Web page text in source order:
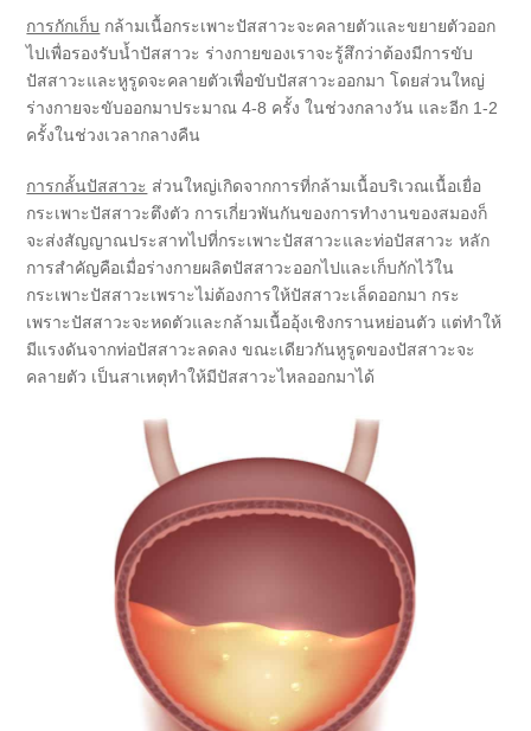
การกักเก็บ กล้ามเนื้อกระเพาะปัสสาวะจะคลายตัวและขยายตัวออก
ไปเพื่อรองรับน้ำปัสสาวะ ร่างกายของเราจะรู้สึกว่าต้องมีการขับ
ปัสสาวะและหูรูดจะคลายตัวเพื่อขับปัสสาวะออกมา โดยส่วนใหญ่
ร่างกายจะขับออกมาประมาณ 4-8 ครั้ง ในช่วงกลางวัน และอีก 1-2
ครั้งในช่วงเวลากลางคืน
การกลั้นปัสสาวะ ส่วนใหญ่เกิดจากการที่กล้ามเนื้อบริเวณเนื้อเยื่อ
กระเพาะปัสสาวะตึงตัว การเกี่ยวพันกันของการทำงานของสมองก็
จะส่งสัญญาณประสาทไปที่กระเพาะปัสสาวะและท่อปัสสาวะ หลัก
การสำคัญคือเมื่อร่างกายผลิตปัสสาวะออกไปและเก็บกักไว้ใน
กระเพาะปัสสาวะเพราะไม่ต้องการให้ปัสสาวะเล็ดออกมา กระ
เพราะปัสสาวะจะหดตัวและกล้ามเนื้ออุ้งเชิงกรานหย่อนตัว แต่ทำให้
มีแรงดันจากท่อปัสสาวะลดลง ขณะเดียวกันหูรูดของปัสสาวะจะ
คลายตัว เป็นสาเหตุทำให้มีปัสสาวะไหลออกมาได้